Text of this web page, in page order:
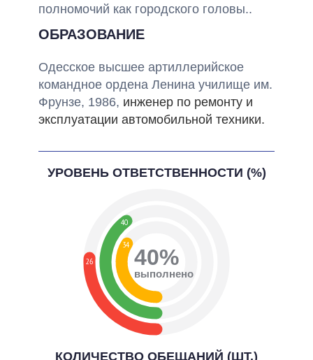
полномочий как городского головы..
ОБРАЗОВАНИЕ
Одесское высшее артиллерийское
командное ордена Ленина училище им.
Фрунзе, 1986, инженер по ремонту и
эксплуатации автомобильной техники.
УРОВЕНЬ ОТВЕТСТВЕННОСТИ (%)
26
40
34
40%
выполнено
КОЛИЧЕСТВО ОБЕЩАНИЙ (ШТ.)